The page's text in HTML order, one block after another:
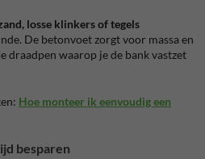
losse klinkers of tegels
De betonvoet zorgt voor massa en
draadpen waarop je de bank vastzet
Hoe monteer ik eenvoudig een
besparen